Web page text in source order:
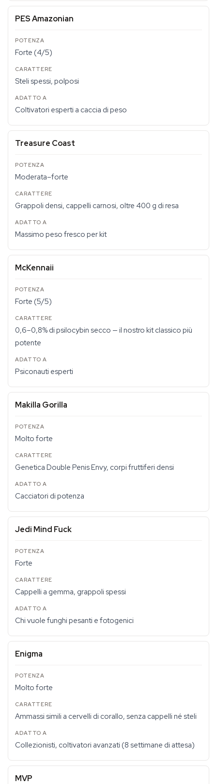
PES Amazonian
Forte (4/5)
Steli spessi, polposi
Coltivatori esperti a caccia di peso
Treasure Coast
Moderata–forte
Grappoli densi, cappelli carnosi, oltre 400 g di resa
Massimo peso fresco per kit
McKennaii
Forte (5/5)
0,6–0,8% di psilocybin secco — il nostro kit classico più
potente
Psiconauti esperti
Makilla Gorilla
Molto forte
Genetica Double Penis Envy, corpi fruttiferi densi
Cacciatori di potenza
Jedi Mind Fuck
Forte
Cappelli a gemma, grappoli spessi
Chi vuole funghi pesanti e fotogenici
Enigma
Molto forte
Ammassi simili a cervelli di corallo, senza cappelli né steli
Collezionisti, coltivatori avanzati (8 settimane di attesa)
MVP